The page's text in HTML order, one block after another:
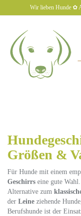
to
Wir lieben Hunde ✿
Größen &
Für Hunde mit einem
Geschirrs eine gute
Alternative zum
der Leine ziehende
Berufshunde ist der